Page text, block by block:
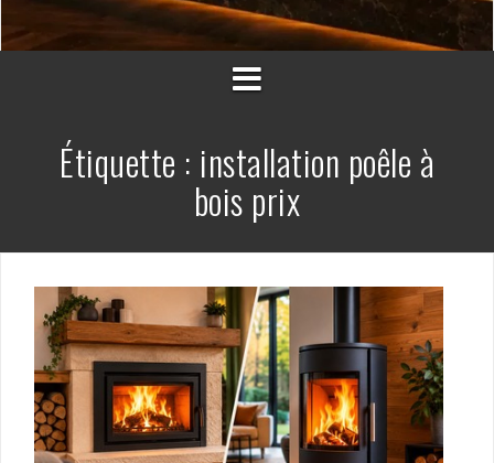
Étiquette : installation poêle à
bois prix